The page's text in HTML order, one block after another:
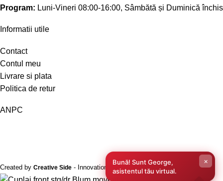
Program: Luni-Vineri 08:00-16:00, Sâmbătă și Duminică închis
Informatii utile
Contact
Contul meu
Livrare si plata
Politica de retur
ANPC
Created by Creative Side - Innovation Performance
Bună! Sunt George,
asistentul tău virtual.
×